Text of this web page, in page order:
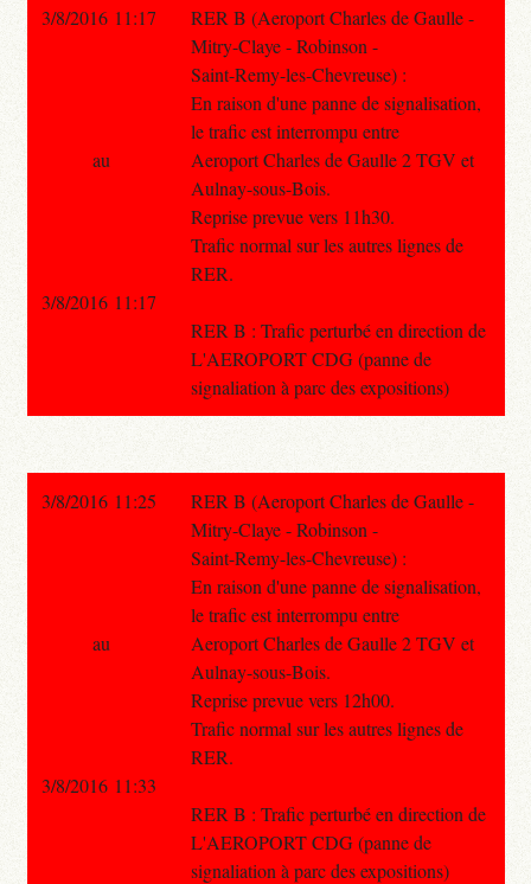
3/8/2016 11:17
RER B (Aeroport Charles de Gaulle -
Mitry-Claye - Robinson -
Saint-Remy-les-Chevreuse) :
En raison d'une panne de signalisation,
le trafic est interrompu entre
Aeroport Charles de Gaulle 2 TGV et
Aulnay-sous-Bois.
Reprise prevue vers 11h30.
Trafic normal sur les autres lignes de
RER.
RER B : Trafic perturbé en direction de
L'AEROPORT CDG (panne de
signaliation à parc des expositions)
au
3/8/2016 11:17
3/8/2016 11:25
RER B (Aeroport Charles de Gaulle -
Mitry-Claye - Robinson -
Saint-Remy-les-Chevreuse) :
En raison d'une panne de signalisation,
le trafic est interrompu entre
Aeroport Charles de Gaulle 2 TGV et
Aulnay-sous-Bois.
Reprise prevue vers 12h00.
Trafic normal sur les autres lignes de
RER.
RER B : Trafic perturbé en direction de
L'AEROPORT CDG (panne de
signaliation à parc des expositions)
au
3/8/2016 11:33